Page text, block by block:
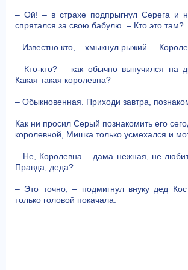
– Ой! – в страхе подпрыгнул Серега и
спрятался за свою бабулю. – Кто это там?
– Известно кто, – хмыкнул рыжий. –
– Кто-кто? – как обычно выпучился на
Какая такая королевна?
– Обыкновенная. Приходи завтра,
Как ни просил Серый познакомить его
королевной, Мишка только усмехался и
– Не, Королевна – дама нежная, не любит
Правда, деда?
– Это точно, – подмигнул внуку дед
только головой покачала.